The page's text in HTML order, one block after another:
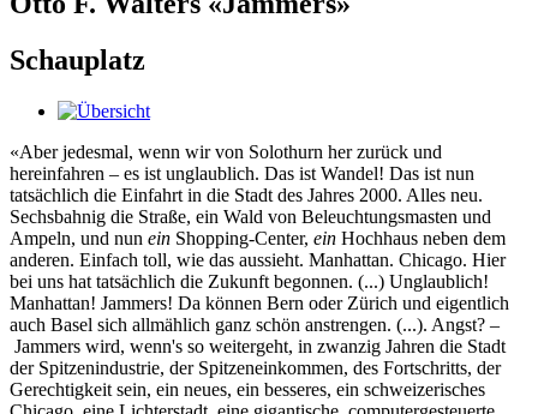
Schauplatz
«Aber jedesmal, wenn wir von Solothurn her zurück und
hereinfahren – es ist unglaublich. Das ist Wandel! Das ist nun
tatsächlich die Einfahrt in die Stadt des Jahres 2000. Alles neu.
Sechsbahnig die Straße, ein Wald von Beleuchtungsmasten und
Ampeln, und nun ein Shopping-Center, ein Hochhaus neben dem
anderen. Einfach toll, wie das aussieht. Manhattan. Chicago. Hier
bei uns hat tatsächlich die Zukunft begonnen. (...) Unglaublich!
Manhattan! Jammers! Da können Bern oder Zürich und eigentlich
auch Basel sich allmählich ganz schön anstrengen. (...). Angst? –
Jammers wird, wenn's so weitergeht, in zwanzig Jahren die Stadt
der Spitzenindustrie, der Spitzeneinkommen, des Fortschritts, der
Gerechtigkeit sein, ein neues, ein besseres, ein schweizerisches